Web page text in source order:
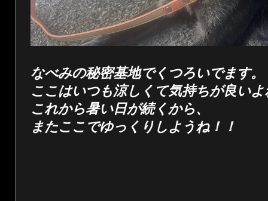
なべみの秘密基地でくつろいでます。
ここはいつも涼しくて気持ちが良いよ
これから暑い日が続くから、
またここでゆっくりしようね！！